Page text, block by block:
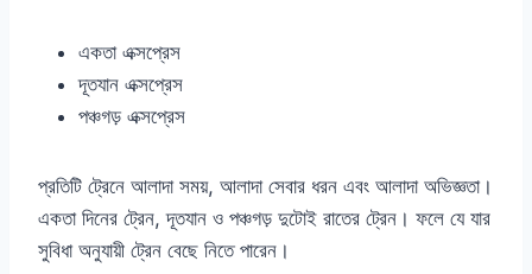
একতা এক্সপ্রেস
দূতযান এক্সপ্রেস
পঞ্চগড় এক্সপ্রেস
প্রতিটি ট্রেনে আলাদা সময়, আলাদা সেবার ধরন এবং আলাদা অভিজ্ঞতা।
একতা দিনের ট্রেন, দূতযান ও পঞ্চগড় দুটোই রাতের ট্রেন। ফলে যে যার
সুবিধা অনুযায়ী ট্রেন বেছে নিতে পারেন।